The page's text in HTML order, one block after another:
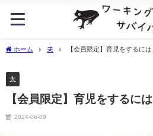
ホーム 夫 【会員限定】育児をするに
夫
【会員限定】育児をするに
2024-06-09